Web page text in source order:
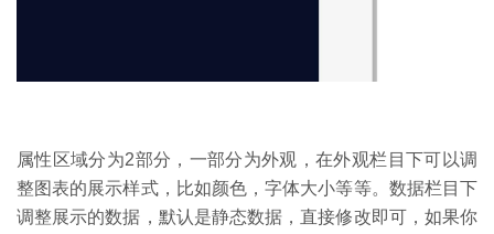
属性区域分为2部分，一部分为外观，在外观栏目下可以调
整图表的展示样式，比如颜色，字体大小等等。数据栏目下
调整展示的数据，默认是静态数据，直接修改即可，如果你